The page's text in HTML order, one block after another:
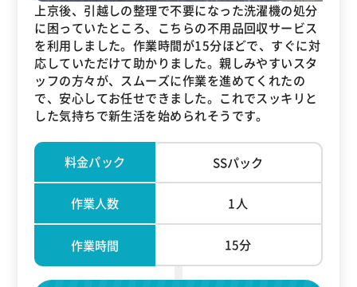
上京後、引越しの整理で不要になった洗濯機の処分
に困っていたところ、こちらの不用品回収サービス
を利用しました。作業時間が15分ほどで、すぐに対
応していただけて助かりました。親しみやすいスタ
ッフの方々が、スムーズに作業を進めてくれたの
で、安心してお任せできました。これでスッキリと
した気持ちで新生活を始められそうです。
料金パック SSパック
作業人数 1人
作業時間 15分